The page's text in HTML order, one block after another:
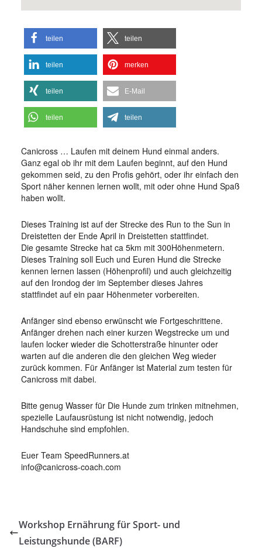
teilen teilen
teilen merken
teilen E-Mail
teilen teilen
Canicross … Laufen mit deinem Hund einmal anders.
Ganz egal ob ihr mit dem Laufen beginnt, auf den Hund
gekommen seid, zu den Profis gehört, oder ihr einfach den
Sport näher kennen lernen wollt, mit oder ohne Hund Spaß
haben wollt.
Dieses Training ist auf der Strecke des Run to the Sun in
Dreistetten der Ende April in Dreistetten stattfindet.
Die gesamte Strecke hat ca 5km mit 300Höhenmetern.
Dieses Training soll Euch und Euren Hund die Strecke
kennen lernen lassen (Höhenprofil) und auch gleichzeitig
auf den Irondog der im September dieses Jahres
stattfindet auf ein paar Höhenmeter vorbereiten.
Anfänger sind ebenso erwünscht wie Fortgeschrittene.
Anfänger drehen nach einer kurzen Wegstrecke um und
laufen locker wieder die Schotterstraße hinunter oder
warten auf die anderen die den gleichen Weg wieder
zurück kommen. Für Anfänger ist Material zum testen für
Canicross mit dabei.
Bitte genug Wasser für Die Hunde zum trinken mitnehmen,
spezielle Laufausrüstung ist nicht notwendig, jedoch
Handschuhe sind empfohlen.
Euer Team SpeedRunners.at
info@canicross-coach.com
Workshop Ernährung für Sport- und
Leistungshunde (BARF)